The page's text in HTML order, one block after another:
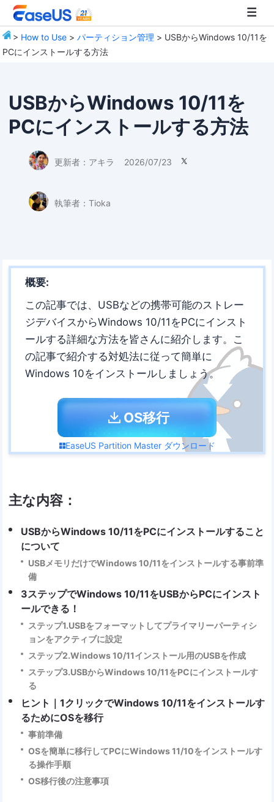
> How to Use >パーティション管理 > USBからWindows 10/11を
PCにインストールする方法
USBからWindows 10/11を
PCにインストールする方法
更新者： アキラ 2026/07/23 
執筆者： Tioka
概要:
この記事では、USBなどの携帯可能のストレー
ジデバイスからWindows 10/11をPCにインスト
ールする詳細な方法を皆さんに紹介します。こ
の記事で紹介する対処法に従って簡単に
Windows 10をインストールしましょう。
OS移行
EaseUS Partition Master ダウンロード
主な内容：
USBからWindows 10/11をPCにインストールすること
について
USBメモリだけでWindows 10/11をインストールする事前準
備
3ステップでWindows 10/11をUSBからPCにインスト
ールできる！
ステップ1.USBをフォーマットしてプライマリーパーティシ
ョンをアクティブに設定
ステップ2.Windows 10/11インストール用のUSBを作成
ステップ3.USBからWindows 10/11をPCにインストールす
る
ヒント｜1クリックでWindows 10/11をインストールす
るためにOSを移行
事前準備
OSを簡単に移行してPCにWindows 11/10をインストールす
る操作手順
OS移行後の注意事項